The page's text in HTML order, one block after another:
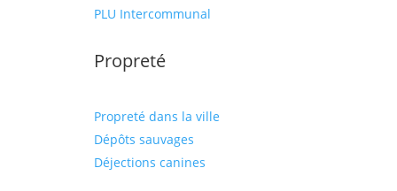
PLU Intercommunal
Propreté
Propreté dans la ville
Dépôts sauvages
Déjections canines